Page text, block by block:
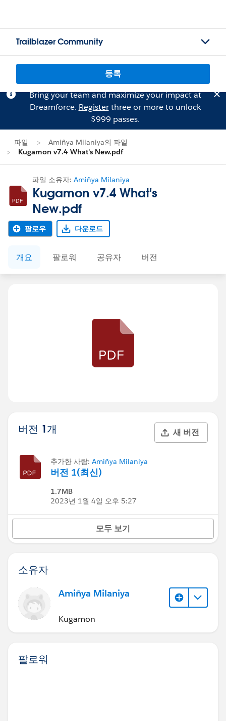
Trailblazer Community
등록
Bring your team and maximize your impact at
Dreamforce. Registerthree or more to unlock
$999 passes.
파일
Amiñya Milaniya의 파일
Kugamon v7.4 What's New.pdf
파일 소유자: Amiñya Milaniya
Kugamon v7.4 What's
New.pdf
팔로우 다운로드
개요 팔로워 공유자 버전
버전 1개 새 버전
추가한 사람: Amiñya Milaniya
버전 1(최신)
1.7MB
2023년 1월 4일 오후 5:27
모두 보기
소유자
Amiñya Milaniya
Kugamon
팔로워